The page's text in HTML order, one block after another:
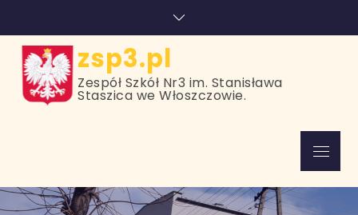
content
zsp3.pl
Zespół Szkół Nr3 im. Stanisława
Staszica we Włoszczowie.
Menu